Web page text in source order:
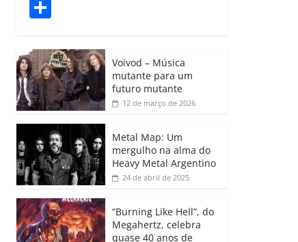
e
b
o
o
k
er
A
p
p
dI
n
e
a
ro
o
m
m
p
ar
til
h
ar
Voivod – Música
mutante para um
futuro mutante
12 de março de 2026
Metal Map: Um
mergulho na alma do
Heavy Metal Argentino
24 de abril de 2025
“Burning Like Hell”, do
Megahertz, celebra
quase 40 anos de